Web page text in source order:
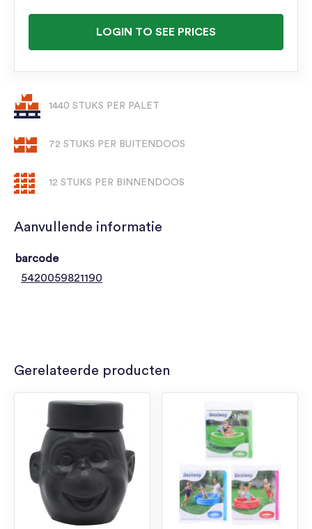
LOGIN TO SEE PRICES
1440 STUKS PER PALET
72 STUKS PER BUITENDOOS
12 STUKS PER BINNENDOOS
Aanvullende informatie
barcode
5420059821190
Gerelateerde producten